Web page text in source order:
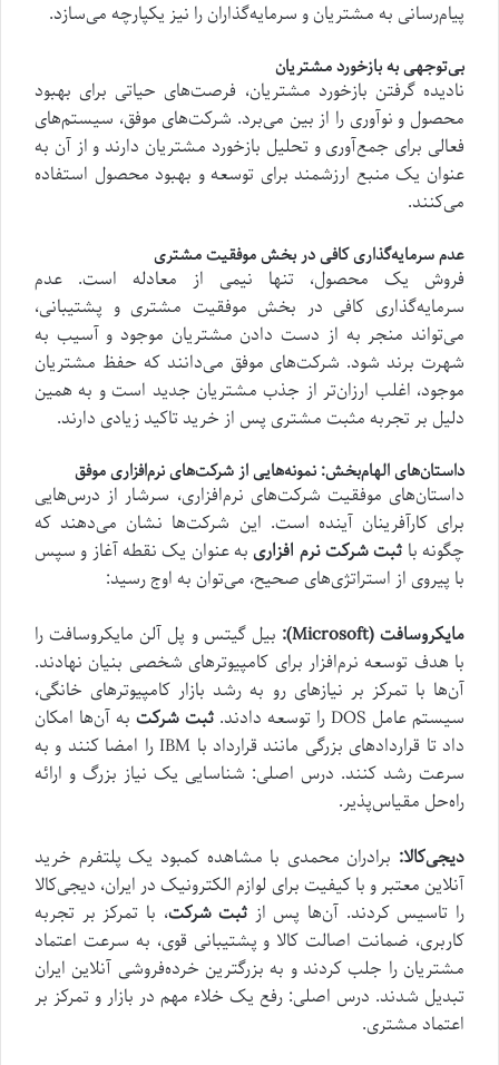
پیام‌رسانی به مشتریان و سرمایه‌گذاران را نیز یکپارچه می‌سازد.
بی‌توجهی به بازخورد مشتریان
نادیده گرفتن بازخورد مشتریان، فرصت‌های حیاتی برای بهبود
محصول و نوآوری را از بین می‌برد. شرکت‌های موفق، سیستم‌های
فعالی برای جمع‌آوری و تحلیل بازخورد مشتریان دارند و از آن به
عنوان یک منبع ارزشمند برای توسعه و بهبود محصول استفاده
می‌کنند.
عدم سرمایه‌گذاری کافی در بخش موفقیت مشتری
فروش یک محصول، تنها نیمی از معادله است. عدم
سرمایه‌گذاری کافی در بخش موفقیت مشتری و پشتیبانی،
می‌تواند منجر به از دست دادن مشتریان موجود و آسیب به
شهرت برند شود. شرکت‌های موفق می‌دانند که حفظ مشتریان
موجود، اغلب ارزان‌تر از جذب مشتریان جدید است و به همین
دلیل بر تجربه مثبت مشتری پس از خرید تاکید زیادی دارند.
داستان‌های الهام‌بخش: نمونه‌هایی از شرکت‌های نرم‌افزاری موفق
داستان‌های موفقیت شرکت‌های نرم‌افزاری، سرشار از درس‌هایی
برای کارآفرینان آینده است. این شرکت‌ها نشان می‌دهند که
چگونه با ثبت شرکت نرم افزاری به عنوان یک نقطه آغاز و سپس
با پیروی از استراتژی‌های صحیح، می‌توان به اوج رسید:
مایکروسافت (Microsoft):
بیل گیتس و پل آلن مایکروسافت را
با هدف توسعه نرم‌افزار برای کامپیوترهای شخصی بنیان نهادند.
آن‌ها با تمرکز بر نیازهای رو به رشد بازار کامپیوترهای خانگی،
سیستم عامل DOS را توسعه دادند.
ثبت شرکت به آن‌ها امکان
داد تا قراردادهای بزرگی مانند قرارداد با IBM را امضا کنند و به
سرعت رشد کنند. درس اصلی: شناسایی یک نیاز بزرگ و ارائه
راه‌حل مقیاس‌پذیر.
دیجی‌کالا: برادران محمدی با مشاهده کمبود یک پلتفرم خرید
آنلاین معتبر و با کیفیت برای لوازم الکترونیک در ایران، دیجی‌کالا
را تاسیس کردند. آن‌ها پس از ثبت شرکت، با تمرکز بر تجربه
کاربری، ضمانت اصالت کالا و پشتیبانی قوی، به سرعت اعتماد
مشتریان را جلب کردند و به بزرگترین خرده‌فروشی آنلاین ایران
تبدیل شدند. درس اصلی: رفع یک خلاء مهم در بازار و تمرکز بر
اعتماد مشتری.